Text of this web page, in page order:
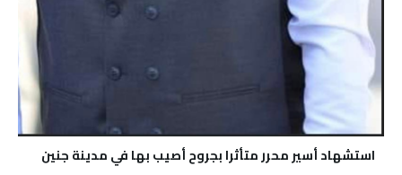
استشهاد أسير محرر متأثرا بجروح أصيب بها في مدينة جنين